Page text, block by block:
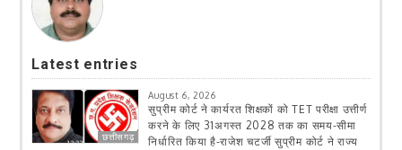
Latest entries
छत्तीसगढ़
August 6, 2026
सुप्रीम कोर्ट ने कार्यरत शिक्षकों को TET परीक्षा उत्तीर्ण
करने के लिए 31अगस्त 2028 तक का समय-सीमा
निर्धारित किया है-राजेश चटर्जी सुप्रीम कोर्ट ने राज्य